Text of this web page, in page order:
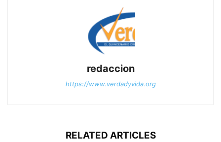
redaccion
https://www.verdadyvida.org
RELATED ARTICLES